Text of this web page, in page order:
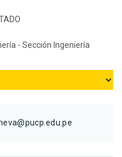
- Sección Ingeniería